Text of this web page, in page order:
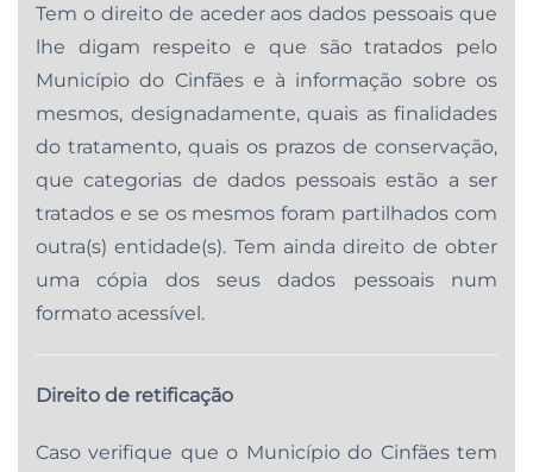
Tem o direito de aceder aos dados pessoais que
lhe digam respeito e que são tratados pelo
Município do Cinfães e à informação sobre os
mesmos, designadamente, quais as finalidades
do tratamento, quais os prazos de conservação,
que categorias de dados pessoais estão a ser
tratados e se os mesmos foram partilhados com
outra(s) entidade(s). Tem ainda direito de obter
uma cópia dos seus dados pessoais num
formato acessível.
Direito de retificação
Caso verifique que o Município do Cinfães tem